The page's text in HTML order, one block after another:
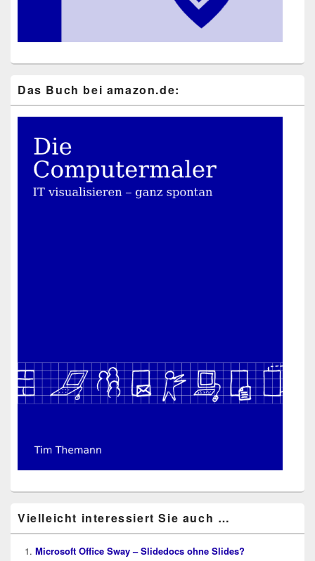
Das Buch bei ama​zon​.de:
Vielleicht interessiert Sie auch …
Microsoft Office Sway – Slidedocs ohne Slides?